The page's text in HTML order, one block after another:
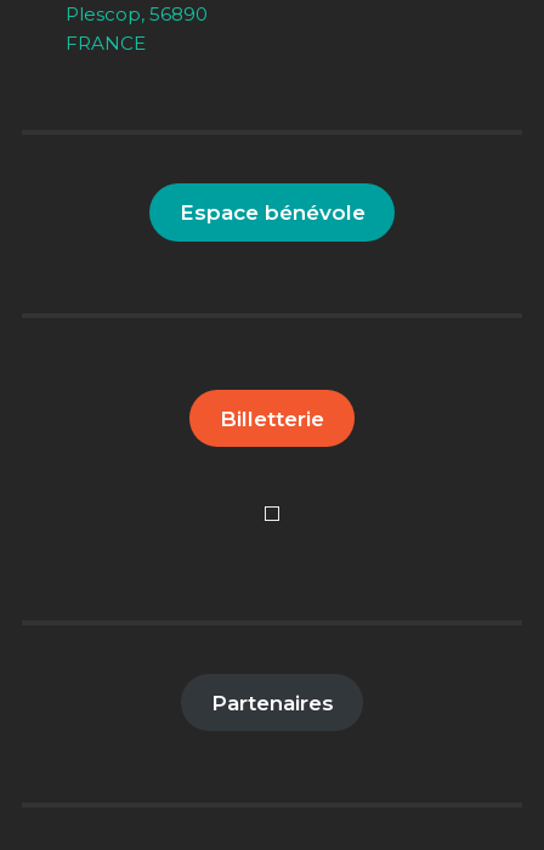
Plescop, 56890
FRANCE
Espace bénévole
Billetterie
Partenaires